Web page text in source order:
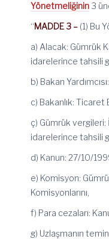
Yönetmeliğinin 3
“MADDE 3 – (1) Bu
a) Alacak: Gümrük
idarelerince tahsili
b) Bakan
c) Bakanlık: Ticaret
ç) Gümrük vergileri:
idarelerince tahsili
d) Kanun: 27/10/
e) Komisyon:
Komisyonlarını,
f) Para cezaları:
g) Uzlaşmanın